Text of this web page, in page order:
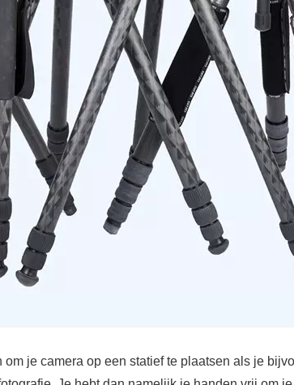
je camera op een statief te plaatsen als je